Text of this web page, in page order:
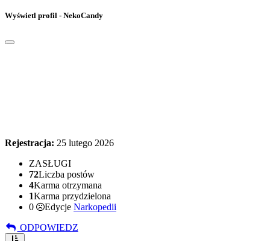
Wyświetl profil - NekoCandy
Rejestracja: 25 lutego 2026
ZASŁUGI
72Liczba postów
4Karma otrzymana
1Karma przydzielona
0
Edycje Narkopedii
ODPOWIEDZ